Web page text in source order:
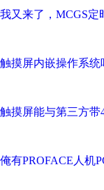
我又来了，MCGS定
触摸屏内嵌操作系统
触摸屏能与第三方带
俺有PROFACE人机